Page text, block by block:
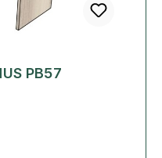
PB57